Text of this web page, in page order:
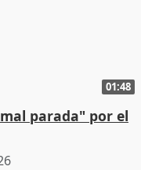
01:48
parada" por el